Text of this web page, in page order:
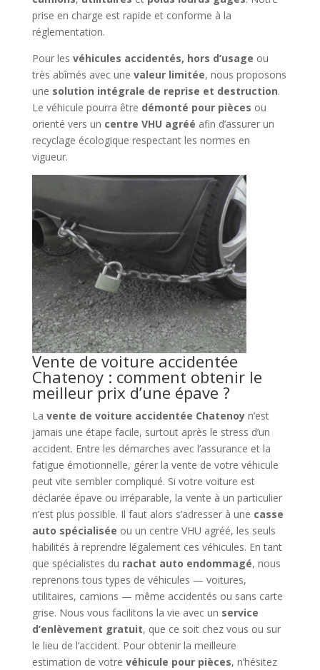
prise en charge est rapide et conforme à la
réglementation.
Pour les véhicules accidentés, hors d’usage ou
très abîmés avec une valeur limitée, nous proposons
une solution intégrale de reprise et destruction.
Le véhicule pourra être démonté pour pièces ou
orienté vers un centre VHU agréé afin d’assurer un
recyclage écologique respectant les normes en
vigueur.
Vente de voiture accidentée
Chatenoy : comment obtenir le
meilleur prix d’une épave ?
La vente de voiture accidentée Chatenoyn’est
jamais une étape facile, surtout après le stress d’un
accident. Entre les démarches avec l’assurance et la
fatigue émotionnelle, gérer la vente de votre véhicule
peut vite sembler compliqué. Si votre voiture est
déclarée épave ou irréparable, la vente à un particulier
n’est plus possible. Il faut alors s’adresser à une casse
auto spécialisée ou un centre VHU agréé, les seuls
habilités à reprendre légalement ces véhicules. En tant
que spécialistes du rachat auto endommagé, nous
reprenons tous types de véhicules — voitures,
utilitaires, camions — même accidentés ou sans carte
grise. Nous vous facilitons la vie avec un service
d’enlèvement gratuit, que ce soit chez vous ou sur
le lieu de l’accident. Pour obtenir la meilleure
estimation de votre véhicule pour pièces, n’hésitez